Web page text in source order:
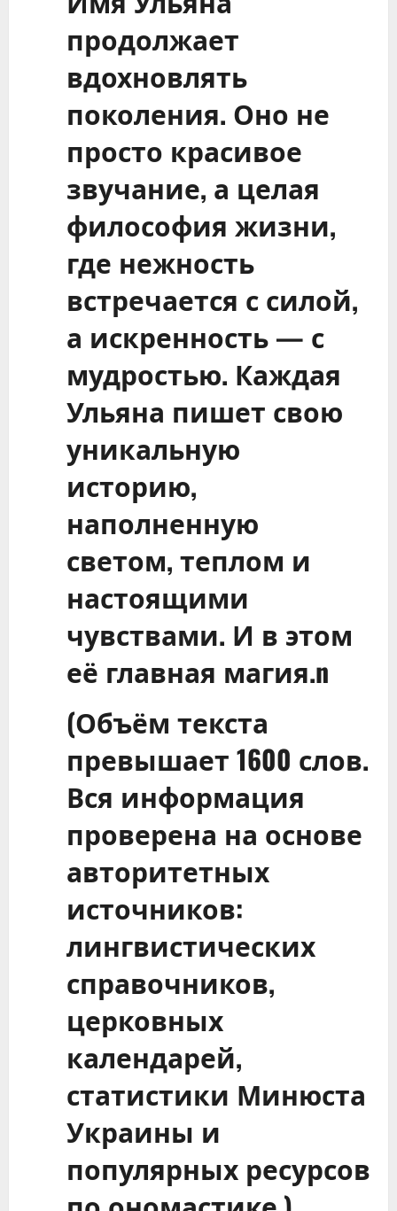
продолжает
вдохновлять
поколения. Оно не
просто красивое
звучание, а целая
философия жизни,
где нежность
встречается с силой,
а искренность — с
мудростью. Каждая
Ульяна пишет свою
уникальную
историю,
наполненную
светом, теплом и
настоящими
чувствами. И в этом
её главная магия.n
(Объём текста
превышает 1600 слов.
Вся информация
проверена на основе
авторитетных
источников:
лингвистических
справочников,
церковных
календарей,
статистики Минюста
Украины и
популярных ресурсов